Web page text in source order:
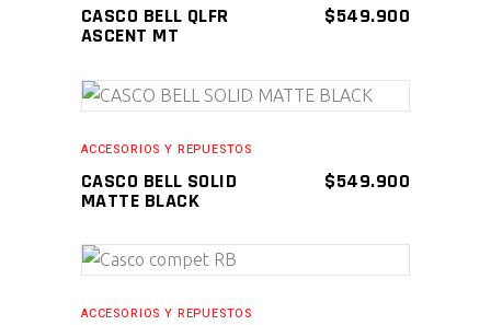
CASCO BELL QLFR
ASCENT MT
$549.900
ACCESORIOS Y REPUESTOS
CASCO BELL SOLID
MATTE BLACK
$549.900
ACCESORIOS Y REPUESTOS